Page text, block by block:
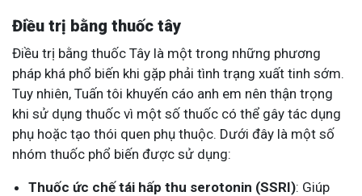
Điều trị bằng thuốc tây
Điều trị bằng thuốc Tây là một trong những phương
pháp khá phổ biến khi gặp phải tình trạng xuất tinh sớm.
Tuy nhiên, Tuấn tôi khuyến cáo anh em nên thận trọng
khi sử dụng thuốc vì một số thuốc có thể gây tác dụng
phụ hoặc tạo thói quen phụ thuộc. Dưới đây là một số
nhóm thuốc phổ biến được sử dụng:
Thuốc ức chế tái hấp thu serotonin (SSRI): Giúp